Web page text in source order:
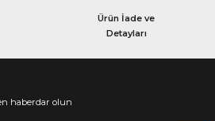
Ürün İade ve
Detayları
haberdar olun